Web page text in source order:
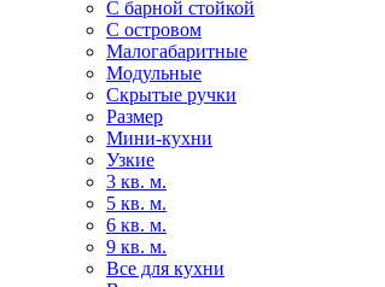
С барной стойкой
С островом
Малогабаритные
Модульные
Скрытые ручки
Размер
Мини-кухни
Узкие
3 кв. м.
5 кв. м.
6 кв. м.
9 кв. м.
Все для кухни